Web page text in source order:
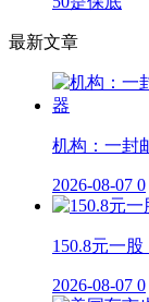
最新文章
机构：一封
2026-08-07 0
150.8元一
2026-08-07 0